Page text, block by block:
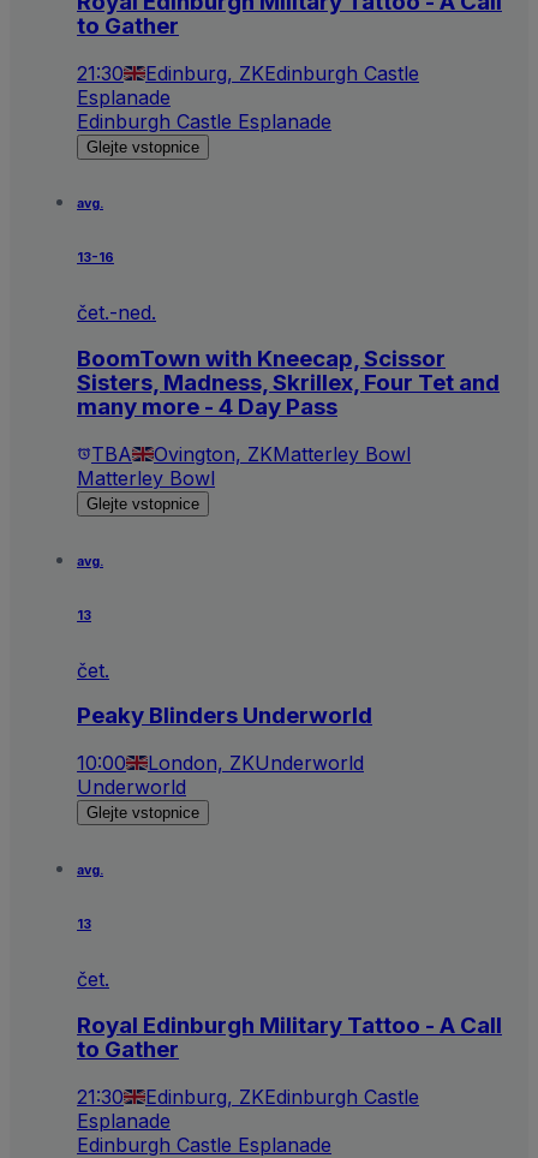
to Gather
21:30 Edinburg, ZKEdinburgh Castle
Esplanade
Edinburgh Castle Esplanade
Glejte vstopnice
avg.
13-16
čet.-ned.
BoomTown with Kneecap, Scissor
Sisters, Madness, Skrillex, Four Tet and
many more - 4 Day Pass
TBA Ovington, ZKMatterley Bowl
Matterley Bowl
Glejte vstopnice
avg.
13
čet.
Peaky Blinders Underworld
10:00 London, ZKUnderworld
Underworld
Glejte vstopnice
avg.
13
čet.
Royal Edinburgh Military Tattoo - A Call
to Gather
21:30 Edinburg, ZKEdinburgh Castle
Esplanade
Edinburgh Castle Esplanade